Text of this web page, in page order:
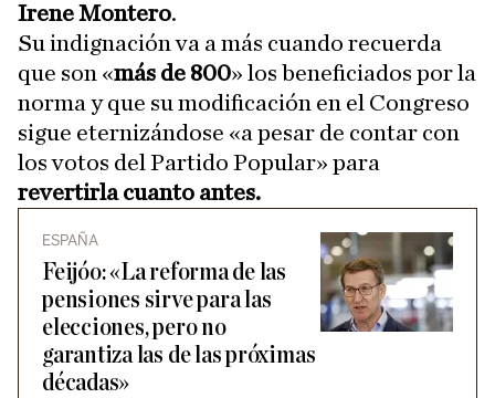
Irene Montero.
Su indignación va a más cuando recuerda
que son «más de 800» los beneficiados por la
norma y que su modificación en el Congreso
sigue eternizándose «a pesar de contar con
los votos del Partido Popular» para
revertirla cuanto antes.
ESPAÑA
Feijóo: «La reforma de las
pensiones sirve para las
elecciones, pero no
garantiza las de las próximas
décadas»